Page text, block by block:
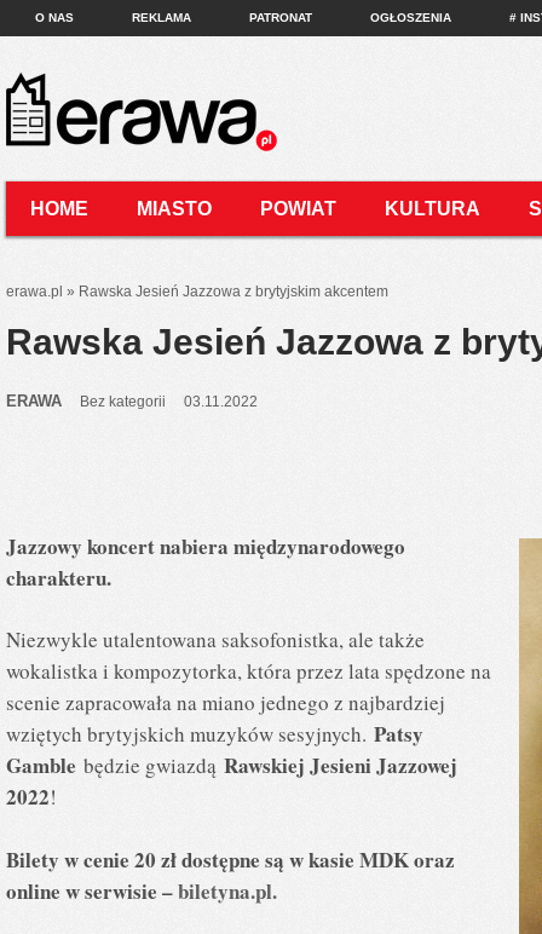
O NAS REKLAMA PATRONAT OGŁOSZENIA #
HOME MIASTO POWIAT KULTURA
erawa.pl » Rawska Jesień Jazzowa z brytyjskim akcentem
Rawska Jesień Jazzowa z
ERAWA Bez kategorii 03.11.2022
Jazzowy koncert nabiera międzynarodowego
charakteru.
Niezwykle utalentowana saksofonistka, ale także
wokalistka i kompozytorka, która przez lata spędzone na
scenie zapracowała na miano jednego z najbardziej
wziętych brytyjskich muzyków sesyjnych. Patsy
Gamble będzie gwiazdą Rawskiej Jesieni Jazzowej
2022!
Bilety w cenie 20 zł dostępne są w kasie MDK oraz
online w serwisie –biletyna.pl.